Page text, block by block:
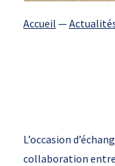
Accueil —
L’occasion
collaboration